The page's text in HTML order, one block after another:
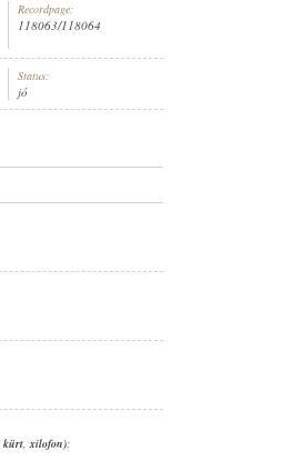
Recordpage:
118063/118064
Status:
jó
kürt,xilofon);